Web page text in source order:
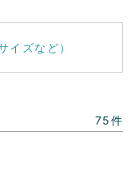
イズなど）
75